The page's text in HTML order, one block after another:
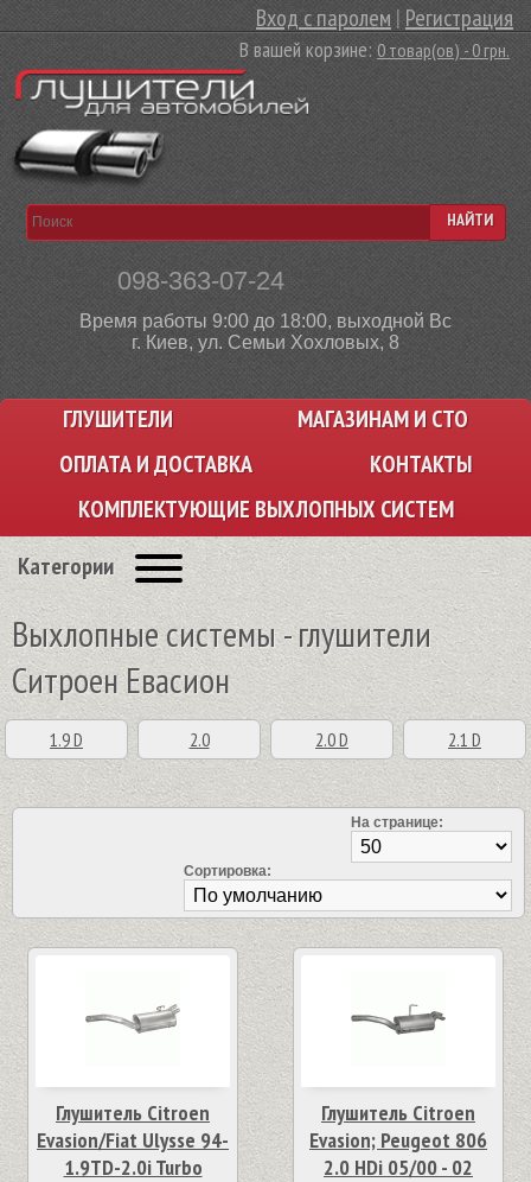
Вход с паролем |Регистрация
В вашей корзине:0 товар(ов) - 0 грн.
098-363-07-24
Время работы 9:00 до 18:00, выходной Вс
г. Киев, ул. Семьи Хохловых, 8
НАЙТИ
ГЛУШИТЕЛИ
МАГАЗИНАМ И СТО
ОПЛАТА И ДОСТАВКА
КОНТАКТЫ
КОМПЛЕКТУЮЩИЕ ВЫХЛОПНЫХ СИСТЕМ
Категории
Выхлопные системы - глушители
Ситроен Евасион
1.9 D 2.0 2.0 D 2.1 D
На странице:
Сортировка:
Глушитель Citroen
Evasion/Fiat Ulysse 94-
1.9TD-2.0i Turbo
Глушитель Citroen
Evasion; Peugeot 806
2.0 HDi 05/00 - 02